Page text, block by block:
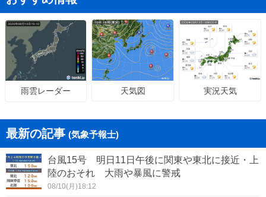
雨雲レーダー 天気図 実況天気
最新の記事 (気象予報士)
台風15号 明日11日午後に関東や東北に接近・上
陸のおそれ 大雨や暴風に警戒
08/10(月)18:12